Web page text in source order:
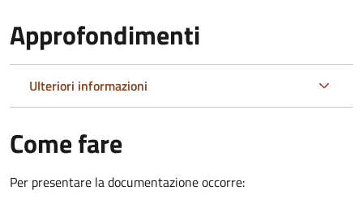
Approfondimenti
Ulteriori informazioni
Come fare
Per presentare la documentazione occorre: